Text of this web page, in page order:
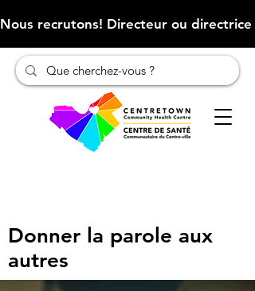
Nous recrutons! Directeur ou
Donner la parole aux
autres